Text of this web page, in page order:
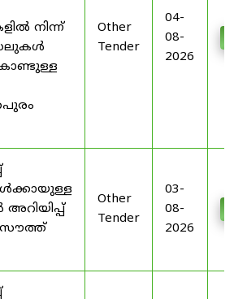
നിന്ന്
Other
Tender
04-
08-
2026
സൗത്ത്
Other
Tender
03-
08-
2026